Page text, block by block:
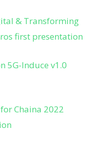
& Transforming
first presentation
5G-Induce v1.0
Chaina 2022